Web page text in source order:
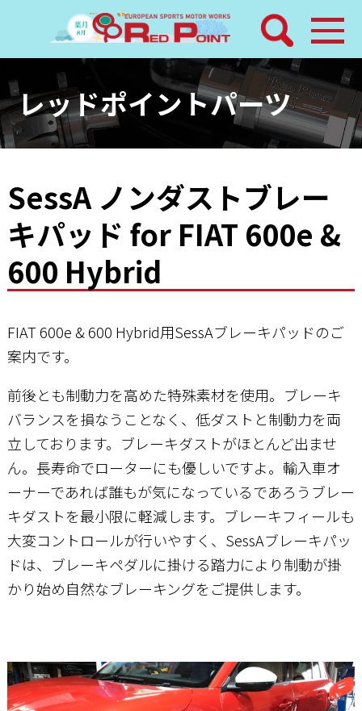
検索
ホーム
トピックス
レッドポイントパーツ
その他サービス
工場通信
お問い合わせ
レッドポイントパーツ
SessA ノンダストブレー
キパッド for FIAT 600e &
600 Hybrid
FIAT 600e & 600 Hybrid用SessAブレーキパッドのご
案内です。
前後とも制動力を高めた特殊素材を使用。ブレーキ
バランスを損なうことなく、低ダストと制動力を両
立しております。ブレーキダストがほとんど出ませ
ん。長寿命でローターにも優しいですよ。輸入車オ
ーナーであれば誰もが気になっているであろうブレー
キダストを最小限に軽減します。ブレーキフィールも
大変コントロールが行いやすく、SessAブレーキパッ
ドは、ブレーキペダルに掛ける踏力により制動が掛
かり始め自然なブレーキングをご提供します。